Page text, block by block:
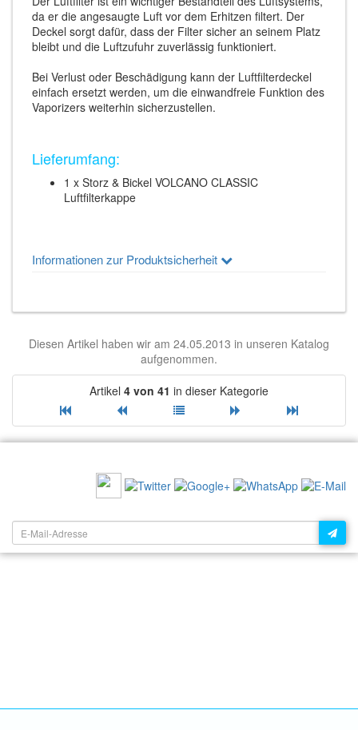
da er die angesaugte Luft vor dem Erhitzen filtert. Der
Deckel sorgt dafür, dass der Filter sicher an seinem Platz
bleibt und die Luftzufuhr zuverlässig funktioniert.
Bei Verlust oder Beschädigung kann der Luftfilterdeckel
einfach ersetzt werden, um die einwandfreie Funktion des
Vaporizers weiterhin sicherzustellen.
Lieferumfang:
1 x Storz & Bickel VOLCANO CLASSIC
Luftfilterkappe
Informationen zur Produktsicherheit
Diesen Artikel haben wir am 24.05.2013 in unseren Katalog
aufgenommen.
Artikel 4 von 41 in dieser Kategorie